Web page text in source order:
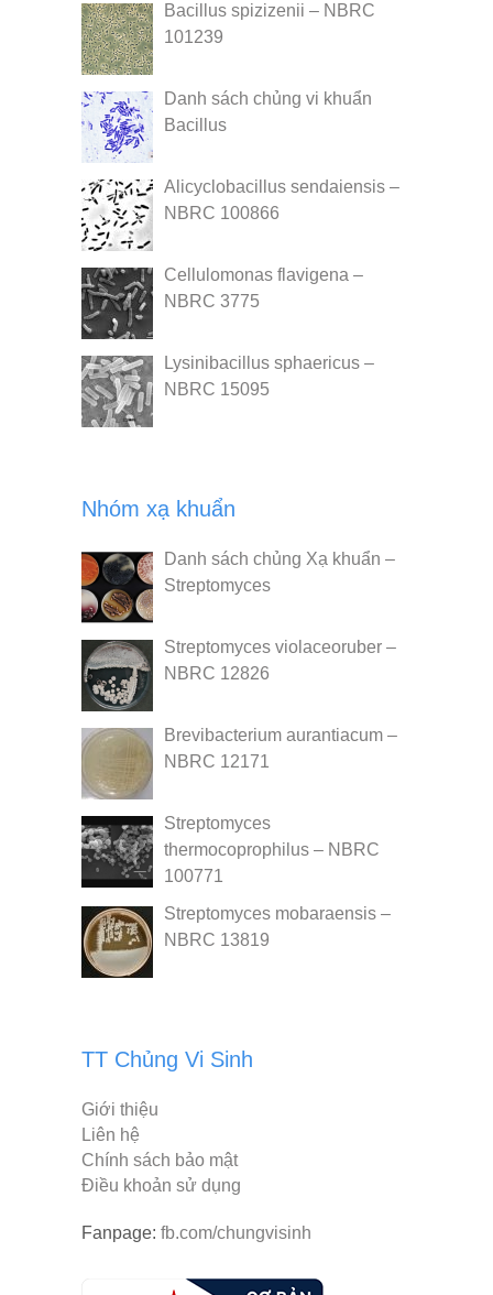
Bacillus spizizenii – NBRC
101239
Danh sách chủng vi khuẩn
Bacillus
Alicyclobacillus sendaiensis –
NBRC 100866
Cellulomonas flavigena –
NBRC 3775
Lysinibacillus sphaericus –
NBRC 15095
Nhóm xạ khuẩn
Danh sách chủng Xạ khuẩn –
Streptomyces
Streptomyces violaceoruber –
NBRC 12826
Brevibacterium aurantiacum –
NBRC 12171
Streptomyces
thermocoprophilus – NBRC
100771
Streptomyces mobaraensis –
NBRC 13819
TT Chủng Vi Sinh
Giới thiệu
Liên hệ
Chính sách bảo mật
Điều khoản sử dụng
Fanpage: fb.com/chungvisinh